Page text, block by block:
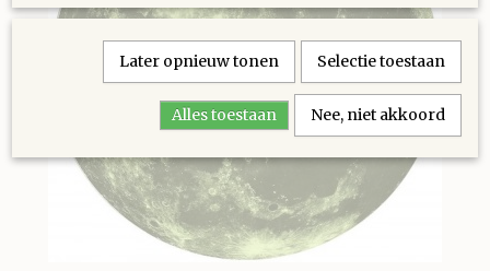
Later opnieuw tonen Selectie toestaan
Alles toestaan Nee, niet akkoord